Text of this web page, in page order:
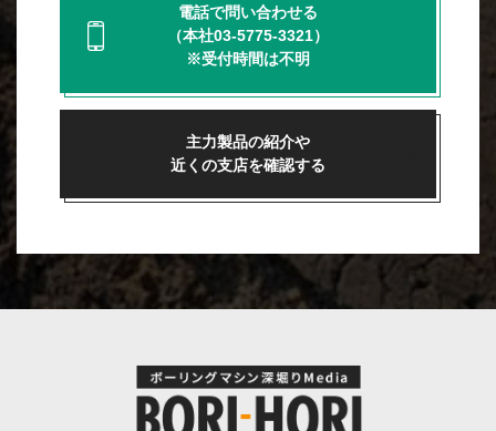
電話で問い合わせる
（本社03-5775-3321）
※受付時間は不明
主力製品の紹介や
近くの支店を確認する